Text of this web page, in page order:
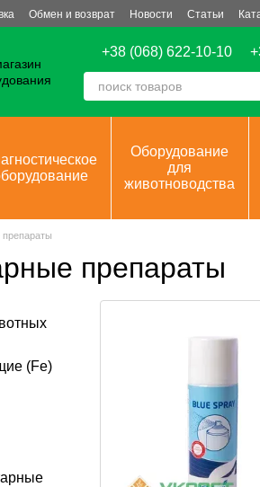
Обмен и возврат Новости Статьи
+38 (068) 622-10-10
Оборудование
для
животноводства
препараты
(Fe)